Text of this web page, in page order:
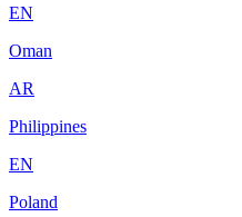
EN
Oman
AR
Philippines
EN
Poland